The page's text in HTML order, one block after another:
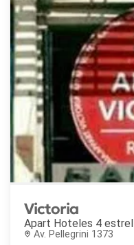
Victoria
Apart Hoteles 4
Av. Pellegrini 1373